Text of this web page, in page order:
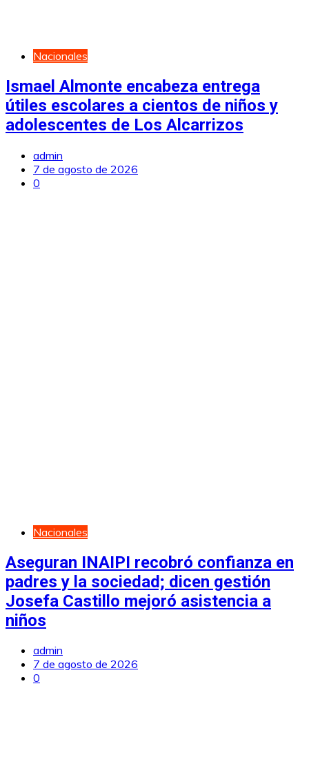
Nacionales
Ismael Almonte encabeza entrega
útiles escolares a cientos de niños y
adolescentes de Los Alcarrizos
admin
7 de agosto de 2026
0
Nacionales
Aseguran INAIPI recobró confianza en
padres y la sociedad; dicen gestión
Josefa Castillo mejoró asistencia a
niños
admin
7 de agosto de 2026
0